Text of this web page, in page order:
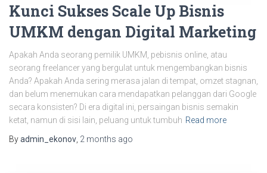
Kunci Sukses Scale Up Bisnis
UMKM dengan Digital Marketing
Apakah Anda seorang pemilik UMKM, pebisnis online, atau
seorang freelancer yang bergulat untuk mengembangkan bisnis
Anda? Apakah Anda sering merasa jalan di tempat, omzet stagnan,
dan belum menemukan cara mendapatkan pelanggan dari Google
secara konsisten? Di era digital ini, persaingan bisnis semakin
ketat, namun di sisi lain, peluang untuk tumbuh Read more
Byadmin_ekonov 2 months ago